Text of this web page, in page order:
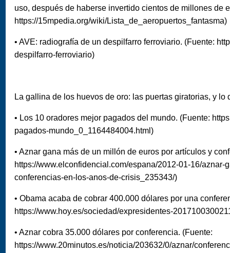
uso, después de haberse invertido cientos de millones de
https://15mpedia.org/wiki/Lista_de_aeropuertos_fantasma)
• AVE: radiografía de un despilfarro ferroviario. (Fuente:
despilfarro-ferroviario)
La gallina de los huevos de oro: las puertas giratorias, y
• Los 10 oradores mejor pagados del mundo. (Fuente:
pagados-mundo_0_1164484004.html)
• Aznar gana más de un millón de euros por artículos y
https://www.elconfidencial.com/espana/2012-01-16/
conferencias-en-los-anos-de-crisis_235343/)
• Obama acaba de cobrar 400.000 dólares por una
https://www.hoy.es/sociedad/expresidentes-
• Aznar cobra 35.000 dólares por conferencia. (Fuente:
https://www.20minutos.es/noticia/203632/0/aznar/